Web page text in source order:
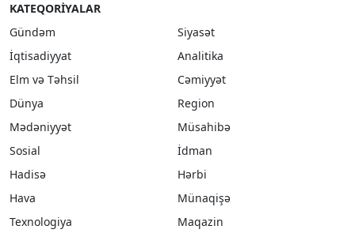
KATEQORIYALAR
Gündəm
Siyasət
İqtisadiyyat
Analitika
Elm və Təhsil
Cəmiyyət
Dünya
Region
Mədəniyyət
Müsahibə
Sosial
İdman
Hadisə
Hərbi
Hava
Münaqişə
Texnologiya
Maqazin